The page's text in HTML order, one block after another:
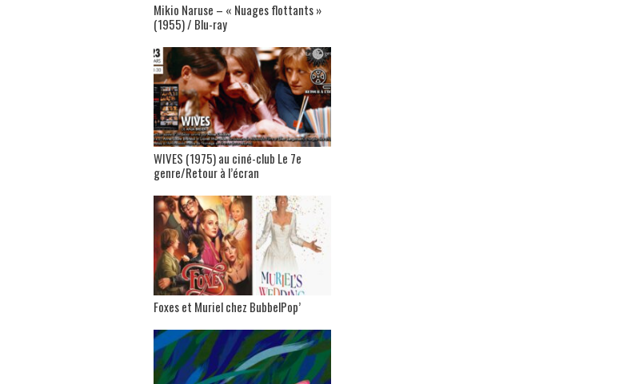
Mikio Naruse – « Nuages flottants »
(1955) / Blu-ray
WIVES (1975) au ciné-club Le 7e
genre/Retour à l’écran
Foxes et Muriel chez BubbelPop’